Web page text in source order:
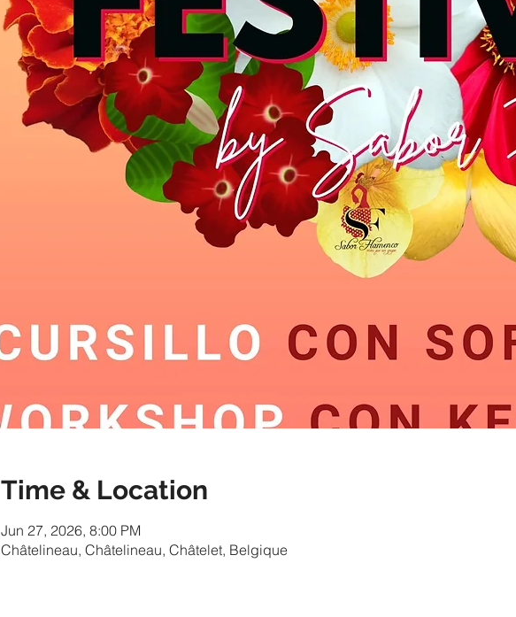
Time & Location
Jun 27, 2026, 8:00 PM
Châtelineau, Châtelineau, Châtelet, Belgique